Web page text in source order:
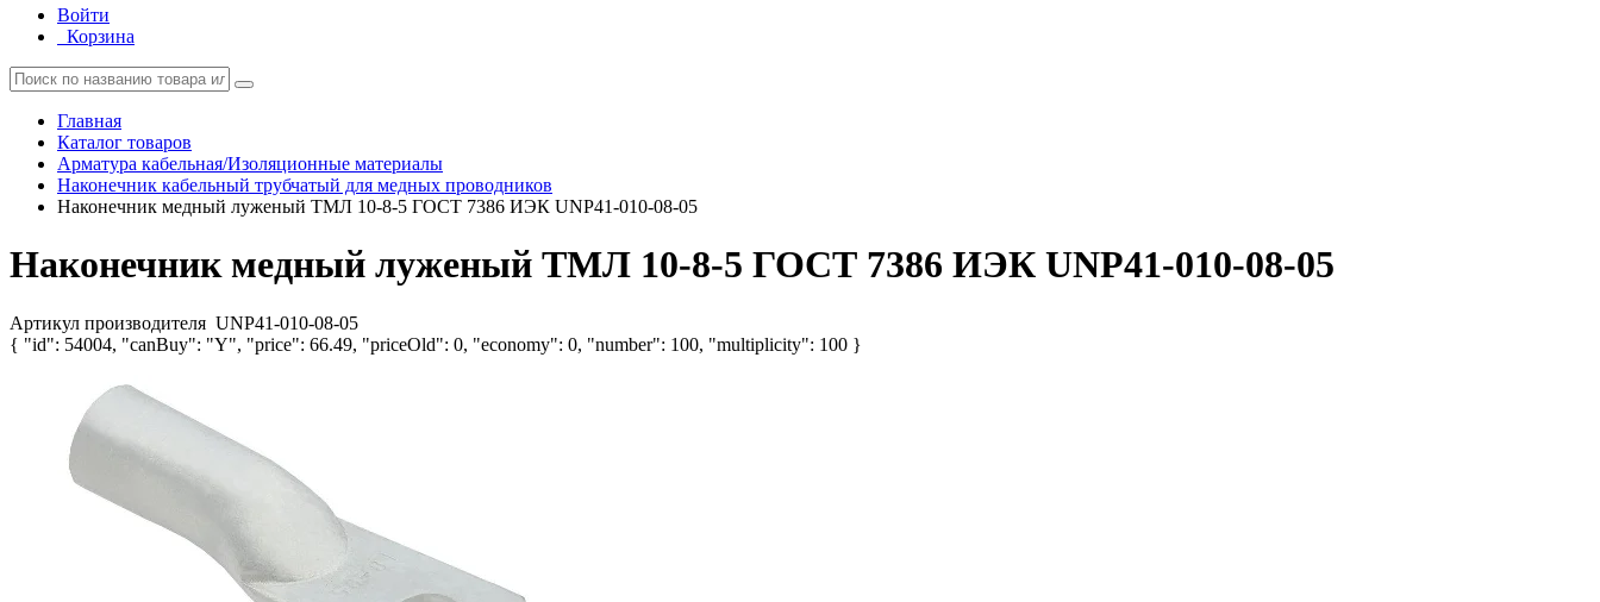
Войти
Корзина
Главная
Каталог товаров
Арматура кабельная/Изоляционные материалы
Наконечник кабельный трубчатый для медных проводников
Наконечник медный луженый ТМЛ 10-8-5 ГОСТ 7386 ИЭК UNP41-010-08-05
Наконечник медный луженый ТМЛ 10-8-5 ГОСТ 7386 ИЭК UNP41-010-08-05
Артикул производителя UNP41-010-08-05
{ "id": 54004, "canBuy": "Y", "price": 66.49, "priceOld": 0, "economy": 0, "number": 100, "multiplicity": 100 }